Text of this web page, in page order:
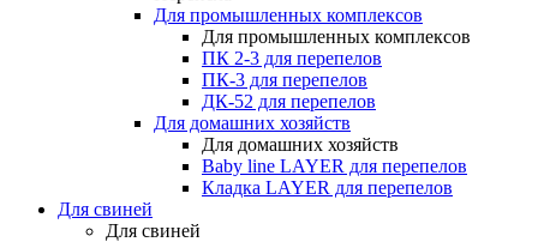
Для промышленных комплексов
Для промышленных комплексов
ПК 2-3 для перепелов
ПК-3 для перепелов
ДК-52 для перепелов
Для домашних хозяйств
Для домашних хозяйств
Baby line LAYER для перепелов
Кладка LAYER для перепелов
Для свиней
Для свиней